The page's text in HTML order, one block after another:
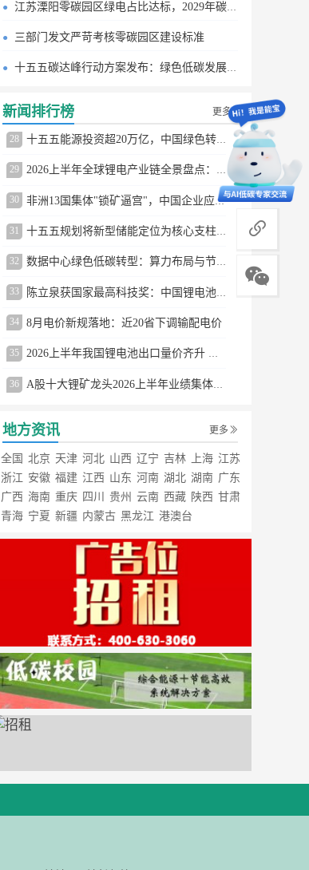
江苏溧阳零碳园区绿电占比达标，2029年碳排目标明确
三部门发文严苛考核零碳园区建设标准
十五五碳达峰行动方案发布：绿色低碳发展路线图
新闻排行榜 更多
28 十五五能源投资超20万亿，中国绿色转型提速
29 2026上半年全球锂电产业链全景盘点：储能爆发、整车出口高增、材料供需分化
30 非洲13国集体"锁矿逼宫"，中国企业应对方案曝光
31 十五五规划将新型储能定位为核心支柱产业
32 数据中心绿色低碳转型：算力布局与节能技术突破
33
34 8月电价新规落地：近20省下调输配电价
35 2026上半年我国锂电池出口量价齐升 德国成最大市场
36 A股十大锂矿龙头2026上半年业绩集体大涨
地方资讯 更多
全国 北京 天津 河北 山西 辽宁 吉林 上海 江苏
浙江 安徽 福建 江西 山东 河南 湖北 湖南 广东
广西 海南 重庆 四川 贵州 云南 西藏 陕西 甘肃
青海 宁夏 新疆 内蒙古 黑龙江 港澳台